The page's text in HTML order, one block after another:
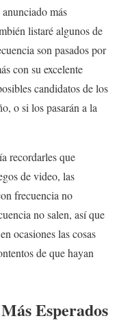
más
listaré algunos de
son pasados por
con su excelente
candidatos de los
o si los pasarán a la
recordarles que
de video, las
frecuencia no
no salen, así que
ocasiones las cosas
de que hayan
Esperados